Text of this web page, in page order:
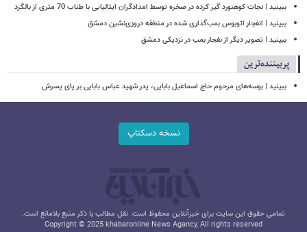
ببینید | نجات کوهنورد گیر کرده در صخره توسط امدادگران ایتالیایی با طناب 70 متری از بالگرد
ببینید | انفجار اتوبوس بمب‌گذاری شده در منطقه دروزی‌نشین دمشق
ببینید | تصویر دیگر از نفجار بمب در نزدیکی دمشق
پربیننده‌ترین
ببینید | بوسه‌های مرحوم حاج اسماعیل بابایی، پدر شهید عباس بابایی بر پای پسرش
نسخه دسکتاپ
تمامی حقوق این سایت برای خبرآنلاین محفوظ است. نقل مطالب با ذکر منبع بلامانع است.
Copyright © 2025 khabaronline News Agancy, All rights reserved